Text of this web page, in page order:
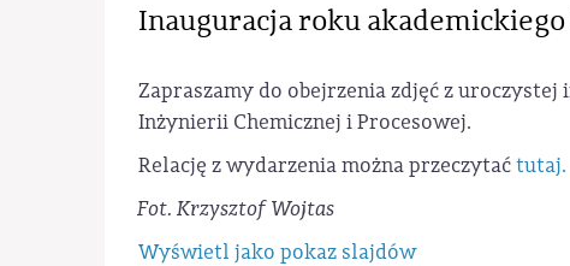
Inauguracja roku
Zapraszamy do obejrzenia zdjęć z
Inżynierii Chemicznej i Procesowej.
Relację z wydarzenia można przeczytaćtutaj.
Fot. Krzysztof Wojtas
Wyświetl jako pokaz slajdów